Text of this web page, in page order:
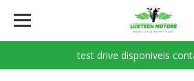
test drive disponiveis